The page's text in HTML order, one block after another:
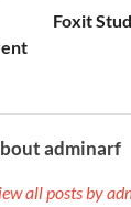
Foxit
adminarf
all posts by